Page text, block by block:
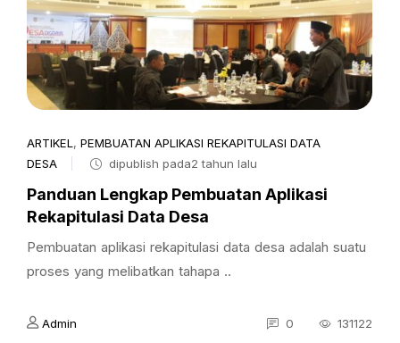
ARTIKEL , PEMBUATAN APLIKASI REKAPITULASI DATA
DESA
dipublish pada2 tahun lalu
Panduan Lengkap Pembuatan Aplikasi
Rekapitulasi Data Desa
Pembuatan aplikasi rekapitulasi data desa adalah suatu
proses yang melibatkan tahapa ..
Admin 0 131122